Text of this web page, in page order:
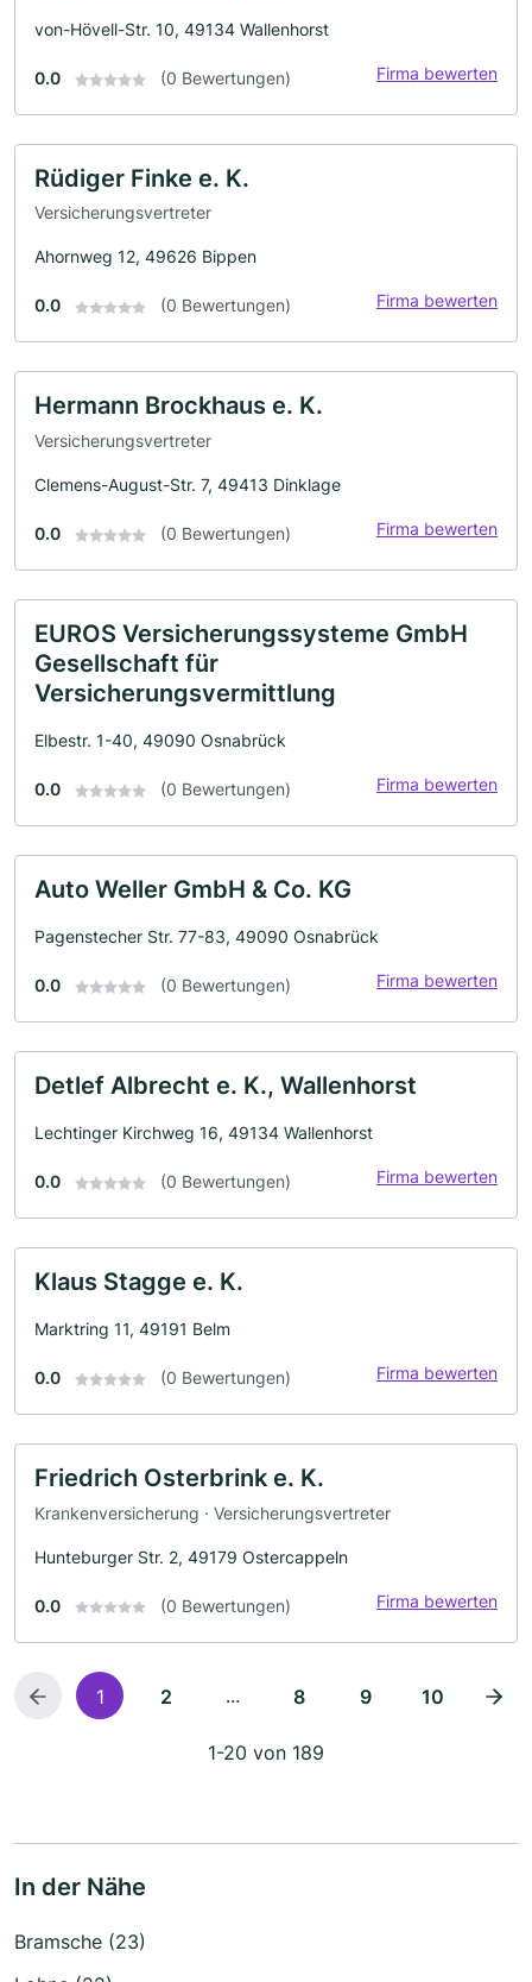
von-Hövell-Str. 10, 49134 Wallenhorst
0.0 (0 Bewertungen) Firma bewerten
Rüdiger Finke e. K.
Versicherungsvertreter
Ahornweg 12, 49626 Bippen
0.0 (0 Bewertungen) Firma bewerten
Hermann Brockhaus e. K.
Versicherungsvertreter
Clemens-August-Str. 7, 49413 Dinklage
0.0 (0 Bewertungen) Firma bewerten
EUROS Versicherungssysteme GmbH
Gesellschaft für
Versicherungsvermittlung
Elbestr. 1-40, 49090 Osnabrück
0.0 (0 Bewertungen) Firma bewerten
Auto Weller GmbH & Co. KG
Pagenstecher Str. 77-83, 49090 Osnabrück
0.0 (0 Bewertungen) Firma bewerten
Detlef Albrecht e. K., Wallenhorst
Lechtinger Kirchweg 16, 49134 Wallenhorst
0.0 (0 Bewertungen) Firma bewerten
Klaus Stagge e. K.
Marktring 11, 49191 Belm
0.0 (0 Bewertungen) Firma bewerten
Friedrich Osterbrink e. K.
Krankenversicherung · Versicherungsvertreter
Hunteburger Str. 2, 49179 Ostercappeln
0.0 (0 Bewertungen) Firma bewerten
1 2 ... 8 9 10
1-20 von 189
In der Nähe
Bramsche (23)